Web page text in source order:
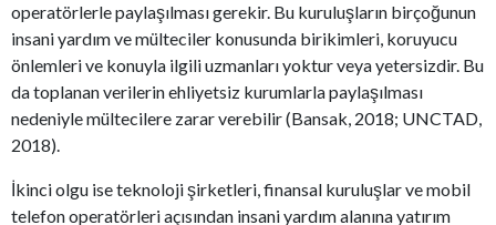
operatörlerle paylaşılması gerekir. Bu kuruluşların birçoğunun
insani yardım ve mülteciler konusunda birikimleri, koruyucu
önlemleri ve konuyla ilgili uzmanları yoktur veya yetersizdir. Bu
da toplanan verilerin ehliyetsiz kurumlarla paylaşılması
nedeniyle mültecilere zarar verebilir (Bansak, 2018; UNCTAD,
2018).
İkinci olgu ise teknoloji şirketleri, finansal kuruluşlar ve mobil
telefon operatörleri açısından insani yardım alanına yatırım